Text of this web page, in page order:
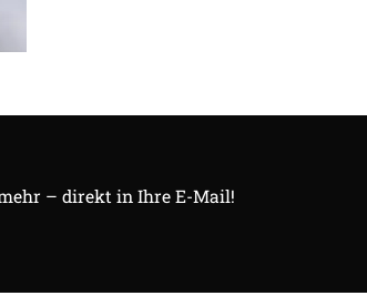
– direkt in Ihre E-Mail!